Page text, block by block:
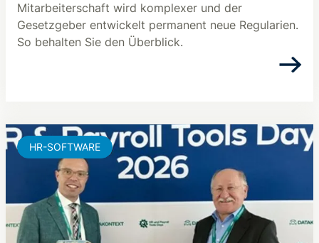
Mitarbeiterschaft wird komplexer und der
Gesetzgeber entwickelt permanent neue Regularien.
So behalten Sie den Überblick.
HR-SOFTWARE